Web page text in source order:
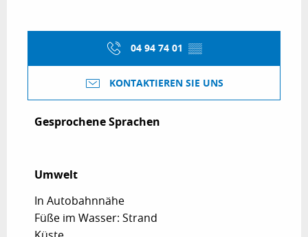
04 94 74 01 ▒▒
KONTAKTIEREN SIE UNS
Gesprochene Sprachen
Gesprochene Sprachen
Umwelt
Umwelt
In Autobahnnähe
Füße im Wasser: Strand